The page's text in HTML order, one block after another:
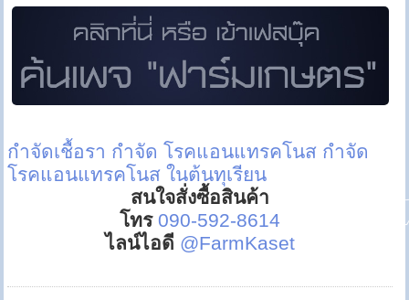
กำจัดเชื้อรา กำจัด โรคแอนแทรคโนส กำจัด
โรคแอนแทรคโนส ในต้นทุเรียน
สนใจสั่งซื้อสินค้า
โทร 090-592-8614
ไลน์ไอดี @FarmKaset